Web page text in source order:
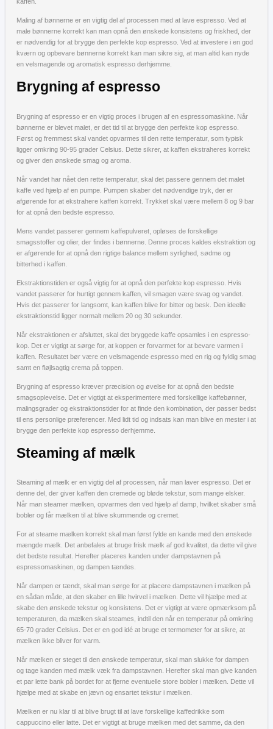
Maling af bønnerne er en vigtig del af processen med at lave espresso. Ved at
male bønnerne korrekt kan man opnå den ønskede konsistens og friskhed, der
er nødvendig for at brygge den perfekte kop espresso. Ved at investere i en god
kværn og opbevare bønnerne korrekt kan man sikre sig, at man altid kan nyde
en velsmagende og aromatisk espresso derhjemme.
Brygning af espresso
Brygning af espresso er en vigtig proces i brugen af en espressomaskine. Når
bønnerne er blevet malet, er det tid til at brygge den perfekte kop espresso.
Først og fremmest skal vandet opvarmes til den rette temperatur, som typisk
ligger omkring 90-95 grader Celsius. Dette sikrer, at kaffen ekstraheres korrekt
og giver den ønskede smag og aroma.
Når vandet har nået den rette temperatur, skal det passere gennem det malet
kaffe ved hjælp af en pumpe. Pumpen skaber det nødvendige tryk, der er
afgørende for at ekstrahere kaffen korrekt. Trykket skal være mellem 8 og 9 bar
for at opnå den bedste espresso.
Mens vandet passerer gennem kaffepulveret, opløses de forskellige
smagsstoffer og olier, der findes i bønnerne. Denne proces kaldes ekstraktion og
er afgørende for at opnå den rigtige balance mellem syrlighed, sødme og
bitterhed i kaffen.
Ekstraktionstiden er også vigtig for at opnå den perfekte kop espresso. Hvis
vandet passerer for hurtigt gennem kaffen, vil smagen være svag og vandet.
Hvis det passerer for langsomt, kan kaffen blive for bitter og besk. Den ideelle
ekstraktionstid ligger normalt mellem 20 og 30 sekunder.
Når ekstraktionen er afsluttet, skal det bryggede kaffe opsamles i en espresso-
kop. Det er vigtigt at sørge for, at koppen er forvarmet for at bevare varmen i
kaffen. Resultatet bør være en velsmagende espresso med en rig og fyldig smag
samt en fløjlsagtig crema på toppen.
Brygning af espresso kræver præcision og øvelse for at opnå den bedste
smagsoplevelse. Det er vigtigt at eksperimentere med forskellige kaffebønner,
malingsgrader og ekstraktionstider for at finde den kombination, der passer bedst
til ens personlige præferencer. Med lidt tid og indsats kan man blive en mester i at
brygge den perfekte kop espresso derhjemme.
Steaming af mælk
Steaming af mælk er en vigtig del af processen, når man laver espresso. Det er
denne del, der giver kaffen den cremede og bløde tekstur, som mange elsker.
Når man steamer mælken, opvarmes den ved hjælp af damp, hvilket skaber små
bobler og får mælken til at blive skummende og cremet.
For at steame mælken korrekt skal man først fylde en kande med den ønskede
mængde mælk. Det anbefales at bruge frisk mælk af god kvalitet, da dette vil give
det bedste resultat. Herefter placeres kanden under dampstavnen på
espressomaskinen, og dampen tændes.
Når dampen er tændt, skal man sørge for at placere dampstavnen i mælken på
en sådan måde, at den skaber en lille hvirvel i mælken. Dette vil hjælpe med at
skabe den ønskede tekstur og konsistens. Det er vigtigt at være opmærksom på
temperaturen, da mælken skal steames, indtil den når en temperatur på omkring
65-70 grader Celsius. Det er en god idé at bruge et termometer for at sikre, at
mælken ikke bliver for varm.
Når mælken er steget til den ønskede temperatur, skal man slukke for dampen
og tage kanden med mælk væk fra dampstavnen. Herefter skal man give kanden
et par lette bank på bordet for at fjerne eventuelle store bobler i mælken. Dette vil
hjælpe med at skabe en jævn og ensartet tekstur i mælken.
Mælken er nu klar til at blive brugt til at lave forskellige kaffedrikke som
cappuccino eller latte. Det er vigtigt at bruge mælken med det samme, da den